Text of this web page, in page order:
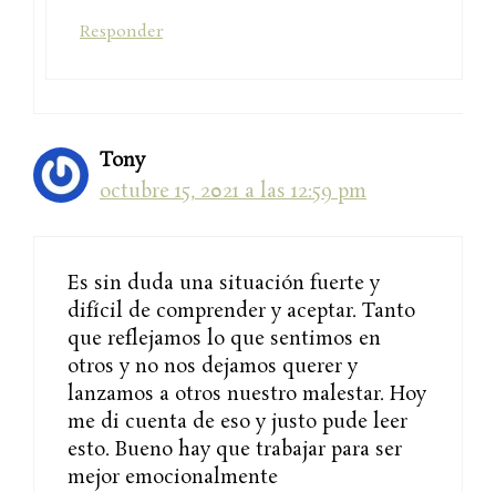
Responder
Tony
octubre 15, 2021 a las 12:59 pm
Es sin duda una situación fuerte y
difícil de comprender y aceptar. Tanto
que reflejamos lo que sentimos en
otros y no nos dejamos querer y
lanzamos a otros nuestro malestar. Hoy
me di cuenta de eso y justo pude leer
esto. Bueno hay que trabajar para ser
mejor emocionalmente